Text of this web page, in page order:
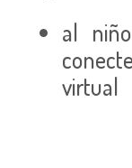
al
virtual